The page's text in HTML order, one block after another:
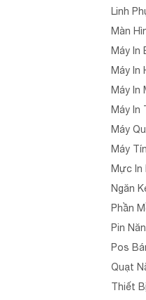
Linh
Màn
Máy In
Máy In
Máy In
Máy In
Máy
Máy
Mực In
Ngăn
Phần
Pin
Pos
Quạt
Thiết